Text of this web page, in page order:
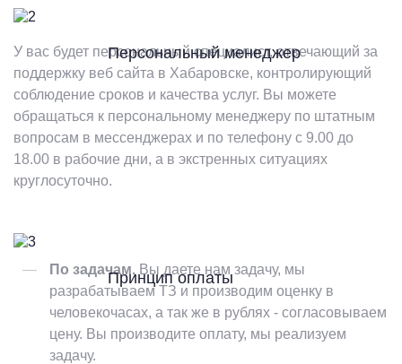
Персональный менеджер
У вас будет персональный специалист, отвечающий за
поддержку веб сайта в Хабаровске, контролирующий
соблюдение сроков и качества услуг. Вы можете
обращаться к персональному менеджеру по штатным
вопросам в мессенджерах и по телефону с 9.00 до
18.00 в рабочие дни, а в экстренных ситуациях
круглосуточно.
Принцип оплаты
По задачам. Вы даете нам задачу, мы
разрабатываем ТЗ и производим оценку в
человекочасах, а так же в рублях - согласовываем
цену. Вы производите оплату, мы реализуем
задачу.